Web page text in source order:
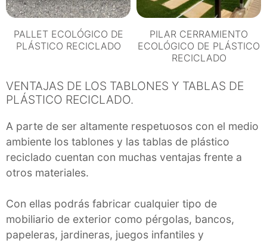
PALLET ECOLÓGICO DE
PLÁSTICO RECICLADO
PILAR CERRAMIENTO
ECOLÓGICO DE PLÁSTICO
RECICLADO
VENTAJAS DE LOS TABLONES Y TABLAS DE
PLÁSTICO RECICLADO.
A parte de ser altamente respetuosos con el medio
ambiente los tablones y las tablas de plástico
reciclado cuentan con muchas ventajas frente a
otros materiales.
Con ellas podrás fabricar cualquier tipo de
mobiliario de exterior como pérgolas, bancos,
papeleras, jardineras, juegos infantiles y